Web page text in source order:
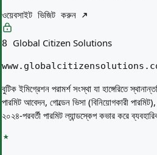
ওয়েবসাইট ভিজিট করুন
8 Global Citizen Solutions
বুটিক ইমিগ্রেশন পরামর্শ সংস্থা যা হাঙ্গেরিতে
পারমিট আবেদন, গোল্ডেন ভিসা (বিনিয়োগকারী
২০২৪-পরবর্তী পারমিট ল্যান্ডস্কেপ কভার করে